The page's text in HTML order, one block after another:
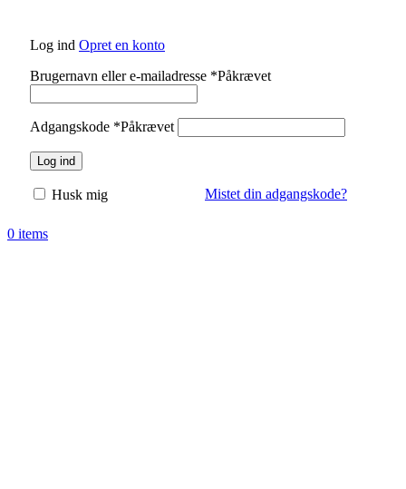
Log ind Opret en konto
Brugernavn eller e-mailadresse *Påkrævet
Adgangskode *Påkrævet
Log ind
Mistet din adgangskode?
Husk mig
0 items